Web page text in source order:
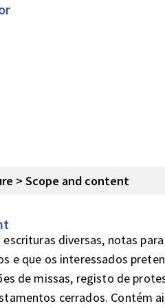
> Scope and content
escrituras diversas, notas
e que os interessados
de missas, registo de
cerrados. Contém